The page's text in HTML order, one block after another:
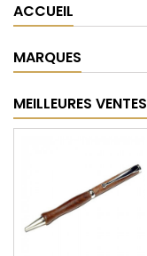
ACCUEIL
MARQUES
MEILLEURES VENTES